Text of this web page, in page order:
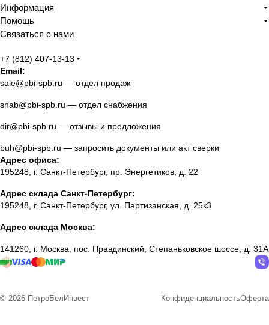
Информация
Помощь
Связаться с нами
+7 (812) 407-13-13
Email:
sale@pbi-spb.ru — отдел продаж
snab@pbi-spb.ru — отдел снабжения
dir@pbi-spb.ru — отзывы и предложения
buh@pbi-spb.ru — запросить документы или акт сверки
Адрес офиса:
195248, г. Санкт-Петербург, пр. Энергетиков, д. 22
Адрес склада Санкт-Петербург:
195248, г. Санкт-Петербург, ул. Партизанская, д. 25к3
Адрес склада Москва:
141260, г. Москва, пос. Правдинский, Степаньковское шоссе, д. 31А
© 2026 ПетроБелИнвест КонфиденциальностьОферта